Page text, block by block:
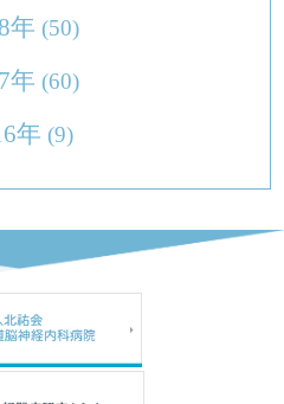
年 (50)
年 (60)
年 (9)